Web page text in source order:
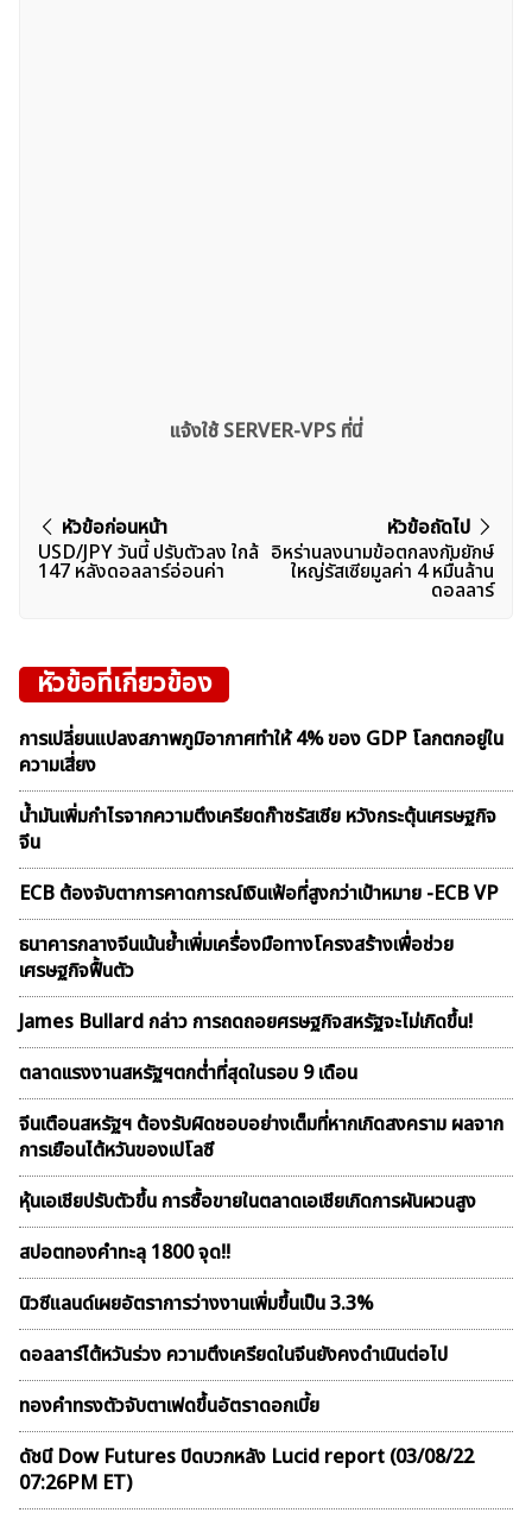
แจ้งใช้ SERVER-VPS ที่นี่
แนะแนว
เรื่อง
หัวข้อก่อนหน้า
USD/JPY วันนี้ ปรับตัวลง ใกล้
147 หลังดอลลาร์อ่อนค่า
หัวข้อถัดไป
อิหร่านลงนามข้อตกลงกับยักษ์
ใหญ่รัสเซียมูลค่า 4 หมื่นล้าน
ดอลลาร์
หัวข้อที่เกี่ยวข้อง
การเปลี่ยนแปลงสภาพภูมิอากาศทำให้ 4% ของ GDP โลกตกอยู่ใน
ความเสี่ยง
น้ำมันเพิ่มกำไรจากความตึงเครียดก๊าซรัสเซีย หวังกระตุ้นเศรษฐกิจ
จีน
ECB ต้องจับตาการคาดการณ์เงินเฟ้อที่สูงกว่าเป้าหมาย -ECB VP
ธนาคารกลางจีนเน้นย้ำเพิ่มเครื่องมือทางโครงสร้างเพื่อช่วย
เศรษฐกิจฟื้นตัว
James Bullard กล่าว การถดถอยศรษฐกิจสหรัฐจะไม่เกิดขึ้น!
ตลาดเเรงงานสหรัฐฯตกต่ำที่สุดในรอบ 9 เดือน
จีนเตือนสหรัฐฯ ต้องรับผิดชอบอย่างเต็มที่หากเกิดสงคราม ผลจาก
การเยือนไต้หวันของเปโลซี
หุ้นเอเชียปรับตัวขึ้น การซื้อขายในตลาดเอเชียเกิดการผันผวนสูง
สปอตทองคำทะลุ 1800 จุด!!
นิวซีแลนด์เผยอัตราการว่างงานเพิ่มขึ้นเป็น 3.3%
ดอลลาร์ไต้หวันร่วง ความตึงเครียดในจีนยังคงดำเนินต่อไป
ทองคำทรงตัวจับตาเฟดขึ้นอัตราดอกเบี้ย
ดัชนี Dow Futures ปิดบวกหลัง Lucid report (03/08/22
07:26PM ET)